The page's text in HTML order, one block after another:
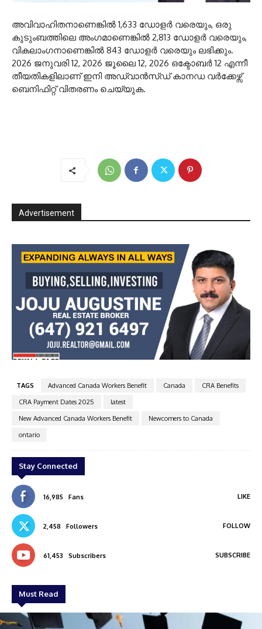
അവിവാഹിതനാണെങ്കിൽ 1,633 ഡോളർ വരെയും, ഒരു
കുടുംബത്തിലെ അംഗമാണെങ്കിൽ 2,813 ഡോളർ വരെയും,
വികലാംഗനാണെങ്കിൽ 843 ഡോളർ വരെയും ലഭിക്കും.
2026 ജനുവരി 12, 2026 ജൂലൈ 12, 2026 ഒക്ടോബർ 12 എന്നീ
തീയതികളിലാണ് ഇനി അഡ്വാൻസ്ഡ് കാനഡ വർക്കേഴ്സ്
ബെനിഫിറ്റ് വിതരണം ചെയ്യുക.
Advertisement
TAGS Advanced Canada Workers Benefit Canada
CRA Benefits
CRA Payment Dates 2025
latest
New Advanced Canada Workers Benefit
Newcomers to Canada
ontario
Stay Connected
16,985 Fans LIKE
2,458 Followers FOLLOW
61,453 Subscribers SUBSCRIBE
Must Read